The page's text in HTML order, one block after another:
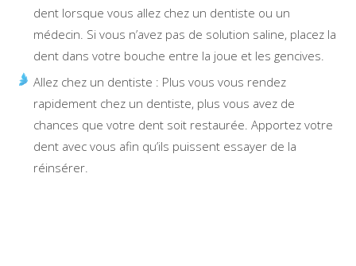
dent lorsque vous allez chez un dentiste ou un
médecin. Si vous n’avez pas de solution saline, placez la
dent dans votre bouche entre la joue et les gencives.
Allez chez un dentiste : Plus vous vous rendez
rapidement chez un dentiste, plus vous avez de
chances que votre dent soit restaurée. Apportez votre
dent avec vous afin qu’ils puissent essayer de la
réinsérer.